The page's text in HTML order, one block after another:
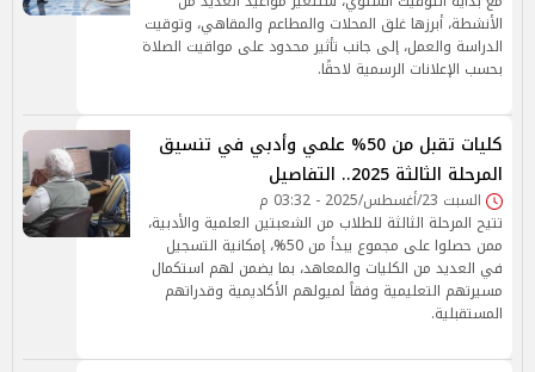
الأنشطة، أبرزها غلق المحلات والمطاعم والمقاهي، وتوقيت
الدراسة والعمل، إلى جانب تأثير محدود على مواقيت الصلاة
بحسب الإعلانات الرسمية لاحقًا.
كليات تقبل من 50% علمي وأدبي في تنسيق
المرحلة الثالثة 2025.. التفاصيل
السبت 23/أغسطس/2025 - 03:32 م
تتيح المرحلة الثالثة للطلاب من الشعبتين العلمية والأدبية،
ممن حصلوا على مجموع يبدأ من 50%، إمكانية التسجيل
في العديد من الكليات والمعاهد، بما يضمن لهم استكمال
مسيرتهم التعليمية وفقاً لميولهم الأكاديمية وقدراتهم
المستقبلية.